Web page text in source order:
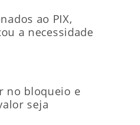
ao PIX,
a necessidade
no bloqueio e
seja